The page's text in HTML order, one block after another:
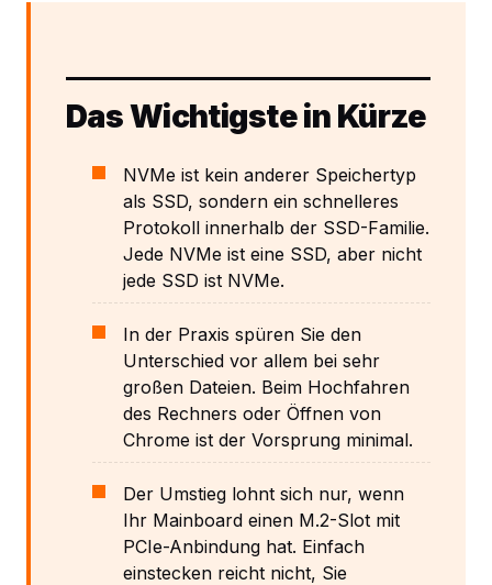
Das Wichtigste in Kürze
NVMe ist kein anderer Speichertyp
als SSD, sondern ein schnelleres
Protokoll innerhalb der SSD-Familie.
Jede NVMe ist eine SSD, aber nicht
jede SSD ist NVMe.
In der Praxis spüren Sie den
Unterschied vor allem bei sehr
großen Dateien. Beim Hochfahren
des Rechners oder Öffnen von
Chrome ist der Vorsprung minimal.
Der Umstieg lohnt sich nur, wenn
Ihr Mainboard einen M.2-Slot mit
PCIe-Anbindung hat. Einfach
einstecken reicht nicht, Sie